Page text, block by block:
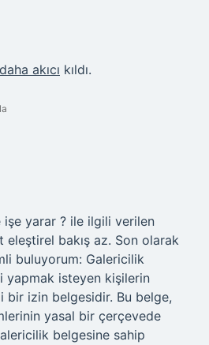
daha akıcı kıldı.
yarar ? ile ilgili verilen
eleştirel bakış az. Son olarak
buluyorum: Galericilik
yapmak isteyen kişilerin
bir izin belgesidir. Bu belge,
yasal bir çerçevede
belgesine sahip